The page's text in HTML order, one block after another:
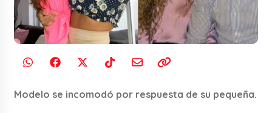
Modelo se incomodó por respuesta de su pequeña.